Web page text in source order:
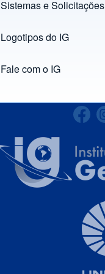
Sistemas e Solicitações
(opens in new tab)
Logotipos do IG
(opens in new tab)
Fale com o IG